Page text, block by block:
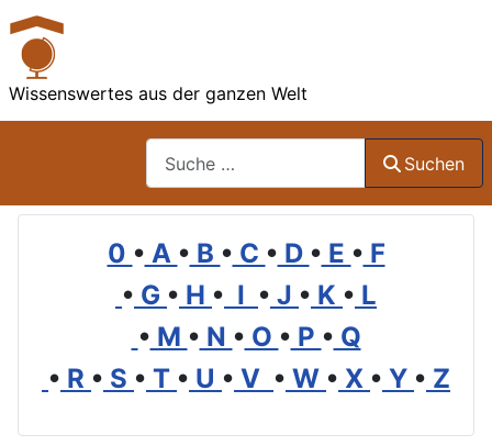
Wissenswertes aus der ganzen Welt
Suchen
0 • A • B • C • D • E • F
• G • H • I • J • K • L
• M • N • O • P • Q
• R • S • T • U • V • W • X • Y • Z